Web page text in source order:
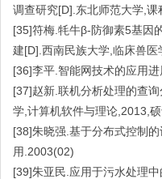
调查研究[D].东北师范大学,课
[35]符梅.牦牛β-防御素5基因
建[D].西南民族大学,临床兽医
[36]李平.智能网技术的应用
[37]赵新.联机分析处理的查
学,计算机软件与理论,2013,硕
[38]朱晓强.基于分布式控制
用.2003(02)
[39]朱亚民.应用于污水处理